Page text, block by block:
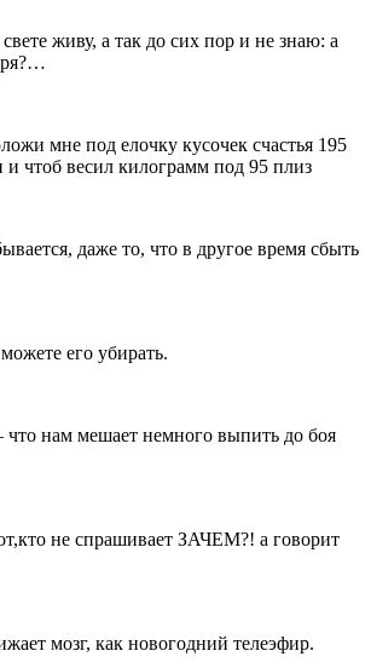
живу, а так до сих пор и не знаю: а
мне под елочку кусочек счастья 195
и чтоб весил килограмм под 95 плиз
даже то, что в другое время сбыть
его убирать.
что нам мешает немного выпить до боя
не спрашивает ЗАЧЕМ?! а говорит
мозг, как новогодний телеэфир.